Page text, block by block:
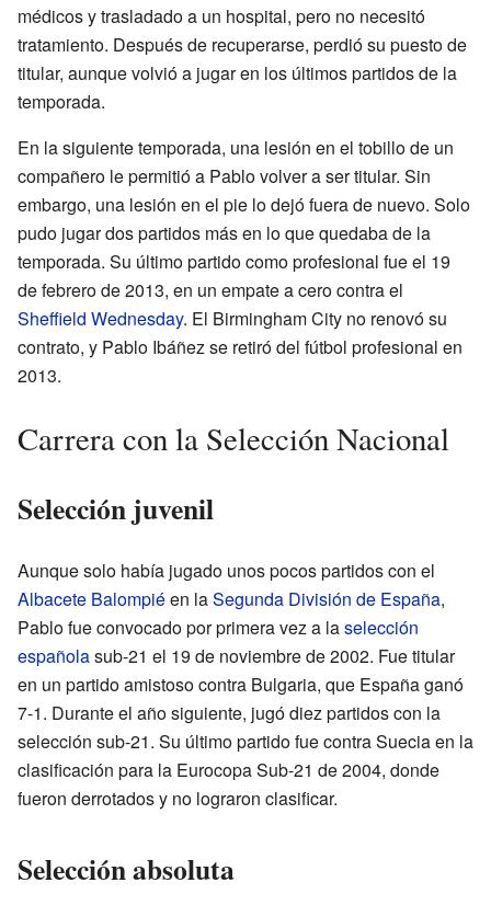
médicos y trasladado a un hospital, pero no necesitó
tratamiento. Después de recuperarse, perdió su puesto de
titular, aunque volvió a jugar en los últimos partidos de la
temporada.
En la siguiente temporada, una lesión en el tobillo de un
compañero le permitió a Pablo volver a ser titular. Sin
embargo, una lesión en el pie lo dejó fuera de nuevo. Solo
pudo jugar dos partidos más en lo que quedaba de la
temporada. Su último partido como profesional fue el 19
de febrero de 2013, en un empate a cero contra el
Sheffield Wednesday. El Birmingham City no renovó su
contrato, y Pablo Ibáñez se retiró del fútbol profesional en
2013.
Carrera con la Selección Nacional
Selección juvenil
Aunque solo había jugado unos pocos partidos con el
Albacete Balompiéen laSegunda División de España,
Pablo fue convocado por primera vez a laselección
españolasub-21 el 19 de noviembre de 2002. Fue titular
en un partido amistoso contra Bulgaria, que España ganó
7-1. Durante el año siguiente, jugó diez partidos con la
selección sub-21. Su último partido fue contra Suecia en la
clasificación para la Eurocopa Sub-21 de 2004, donde
fueron derrotados y no lograron clasificar.
Selección absoluta